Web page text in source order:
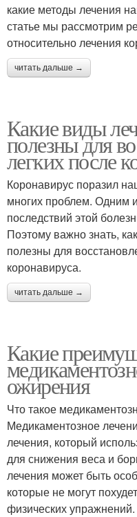
какие методы лечения
статье мы рассмотрим
относительно лечения
читать дальше →
Какие виды
полезны для
легких после
Коронавирус поразил
многих проблем. Одним
последствий этой
Поэтому важно знать,
полезны для
коронавируса.
читать дальше →
Какие
ожирения
Что такое
Медикаментозное
лечения, который
для снижения веса и
лечения может быть
которые не могут
физических упражнений.